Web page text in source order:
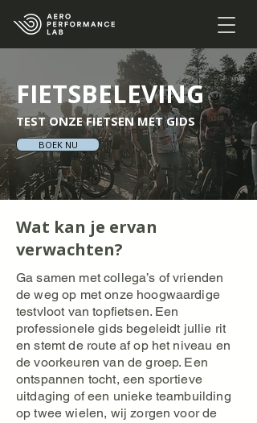
FIETSBELEVING
TEST ONZE FIETSEN MET GIDS
BOEK NU
Wat kan je ervan
verwachten?
Ga samen met collega’s of vrienden
de weg op met onze hoogwaardige
testvloot van topfietsen. Een
professionele gids begeleidt jullie rit
en stemt de route af op het niveau en
de voorkeuren van de groep. Een
ontspannen tocht, een sportieve
uitdaging of een unieke teambuilding
op twee wielen, wij zorgen voor de